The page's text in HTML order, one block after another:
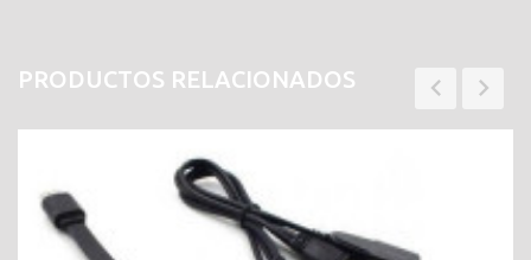
PRODUCTOS RELACIONADOS